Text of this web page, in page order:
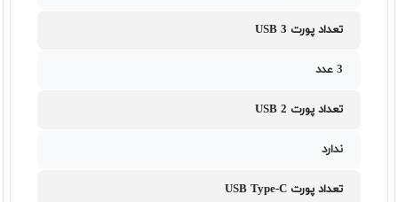
تعداد پورت USB 3
3 عدد
تعداد پورت USB 2
ندارد
تعداد پورت USB Type-C